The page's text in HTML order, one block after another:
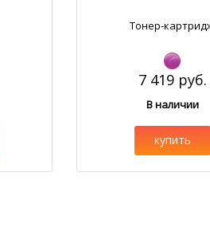
Тонер-
7 419 руб.
В наличии
купить